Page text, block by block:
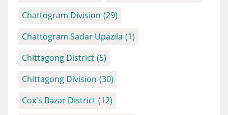
Chattogram Division (29)
Chattogram Sadar Upazila (1)
Chittagong District (5)
Chittagong Division (30)
Cox's Bazar District (12)